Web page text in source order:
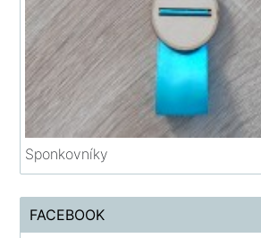
Sponkovníky
FACEBOOK